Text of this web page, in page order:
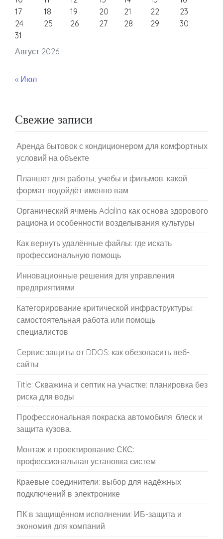
Август 2026
17
18 19 20 21 22
23
24
25 26 27 28 29
30
31
« Июл
Свежие записи
Аренда бытовок с кондиционером для комфортных
условий на объекте
Планшет для работы, учебы и фильмов: какой
формат подойдёт именно вам
Органический ячмень Adalina как основа здорового
рациона и особенности возделывания культуры
Как вернуть удалённые файлы: где искать
профессиональную помощь
Инновационные решения для управления
предприятиями
Категорирование критической инфраструктуры:
самостоятельная работа или помощь
специалистов
Cервис защиты от DDOS: как обезопасить веб-
сайты
Title: Скважина и септик на участке: планировка без
риска для воды
Профессиональная покраска автомобиля: блеск и
защита кузова.
Монтаж и проектирование СКС:
профессиональная установка систем
Краевые соединители: выбор для надёжных
подключений в электронике
ПК в защищённом исполнении: ИБ-защита и
экономия для компаний